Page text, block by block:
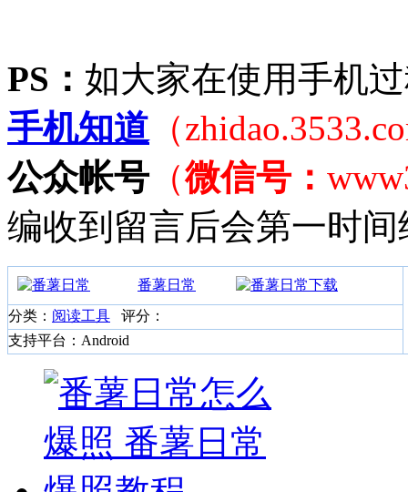
PS： 如大家在使用手机
手机知道 （
公众帐号（微信号：
编收到留言后会第一时
番薯日常
分类： 阅读工具 评分：
支持平台：Android